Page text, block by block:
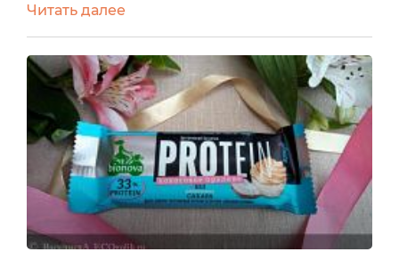
Bionova.Срок годности - 12
месяцев.СОСТАВПротеиновый комплекс
(концентрат сывороточного белка, концентрат
молочного белка, изолят горохового белка),
изомальтоолигосахарид, кокосовое масло,
кокосовая стружка, полидекстрозы (носитель),
глицерин (агент...
Читать далее